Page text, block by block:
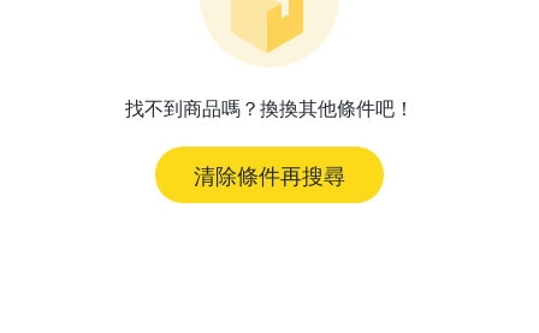
找不到商品嗎？換換其他條件吧！
清除條件再搜尋